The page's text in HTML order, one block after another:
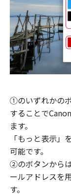
①のいずれかの
することで
ます。
「もっと表示
可能です。
②のボタンから
ールアドレスを
す。